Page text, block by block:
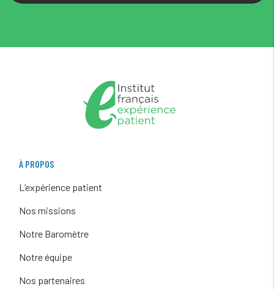
À PROPOS
L’expérience patient
Nos missions
Notre Baromètre
Notre équipe
Nos partenaires